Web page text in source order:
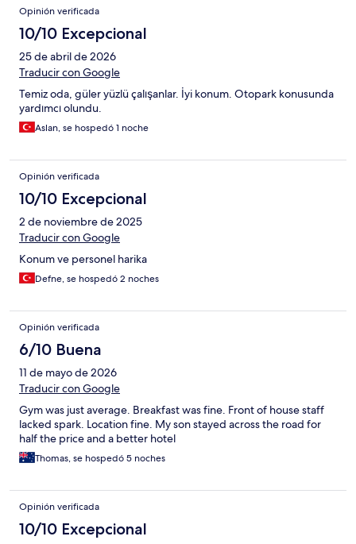
Opinión verificada
10/10 Excepcional
25 de abril de 2026
Traducir con Google
Temiz oda, güler yüzlü çalışanlar. İyi konum. Otopark konusunda
yardımcı olundu.
Aslan, se hospedó 1 noche
Opinión verificada
10/10 Excepcional
2 de noviembre de 2025
Traducir con Google
Konum ve personel harika
Defne, se hospedó 2 noches
Opinión verificada
6/10 Buena
11 de mayo de 2026
Traducir con Google
Gym was just average. Breakfast was fine. Front of house staff
lacked spark. Location fine. My son stayed across the road for
half the price and a better hotel
Thomas, se hospedó 5 noches
Opinión verificada
10/10 Excepcional